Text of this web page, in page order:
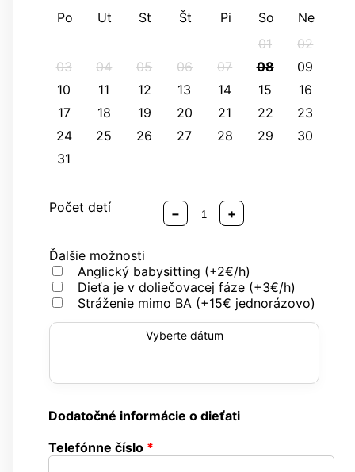
Po Ut St Št Pi So
Ne
01
02
03
04 05 06 07 08
09
10
11 12 13 14 15
16
17
18 19 20 21 22
23
24
25 26 27 28 29
30
31
Počet detí − +
Ďalšie možnosti
Anglický babysitting (+2€/h)
Dieťa je v doliečovacej fáze (+3€/h)
Stráženie mimo BA (+15€ jednorázovo)
Vyberte dátum
Dodatočné informácie o dieťati
Telefónne číslo *